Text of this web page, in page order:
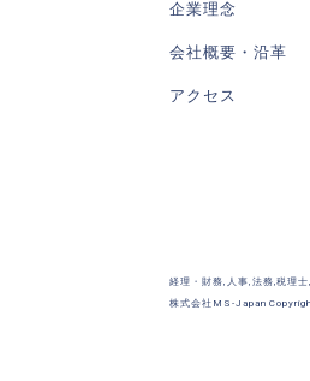
企業理念
会社概要・沿革
アクセス
経理・財務,人事,法務,税理
株式会社MS-Japan